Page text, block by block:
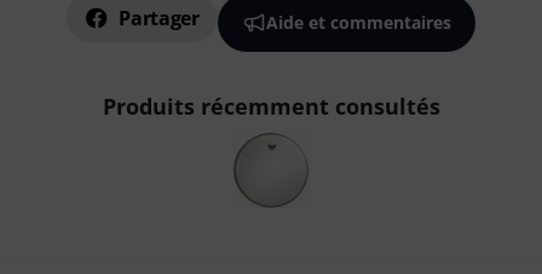
Partager Aide et commentaires
Produits récemment consultés